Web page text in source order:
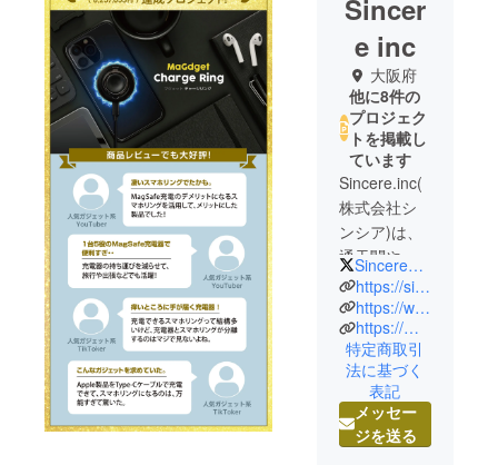
Sincer
e inc
大阪府
他に8件の
プロジェク
トを掲載し
ています
Sincere.inc(
株式会社シ
ンシア)は、
通天閣やあ
べのハルカ
スが臨める
大阪のミナ
ミ地域に会
社を構えて
います。
大阪には、
食べ物やお
SincereSquare
https://sincere-inc.jp/
https://www.sincere-store.com/
https://magdget.com/
特定商取引
法に基づく
表記
メッセー
ジを送る